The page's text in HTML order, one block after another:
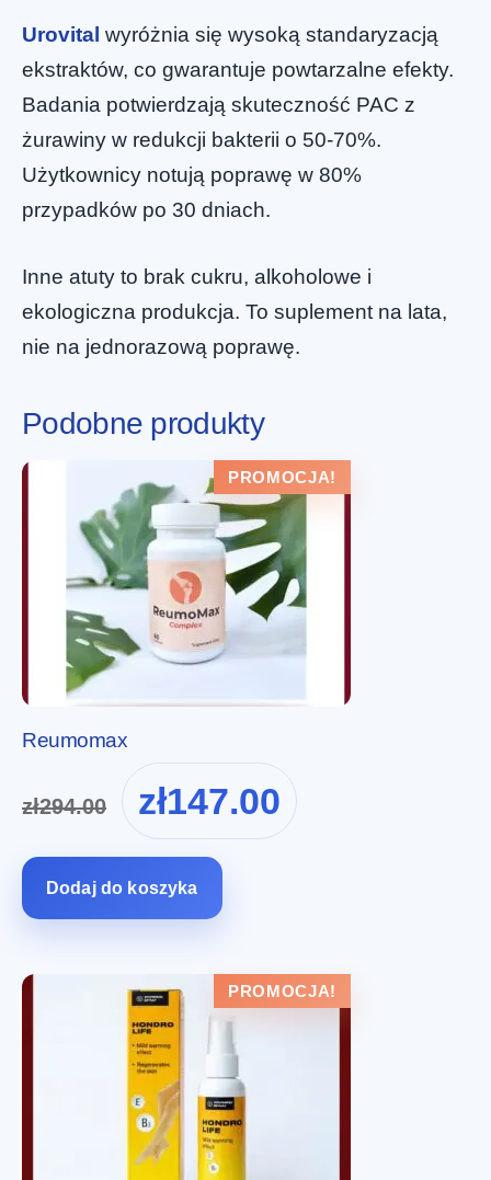
Urovital wyróżnia się wysoką standaryzacją
ekstraktów, co gwarantuje powtarzalne efekty.
Badania potwierdzają skuteczność PAC z
żurawiny w redukcji bakterii o 50-70%.
Użytkownicy notują poprawę w 80%
przypadków po 30 dniach.
Inne atuty to brak cukru, alkoholowe i
ekologiczna produkcja. To suplement na lata,
nie na jednorazową poprawę.
Podobne produkty
PROMOCJA!
Reumomax
zł294.00
Pierwotna
cena
wynosiła:
zł147.00
cena
Dodaj do koszyka
PROMOCJA!